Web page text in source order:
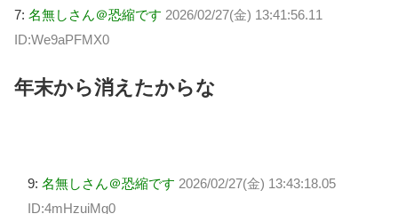
7: 名無しさん＠恐縮です 2026/02/27(金) 13:41:56.11
ID:We9aPFMX0
年末から消えたからな
9: 名無しさん＠恐縮です 2026/02/27(金) 13:43:18.05
ID:4mHzuiMg0